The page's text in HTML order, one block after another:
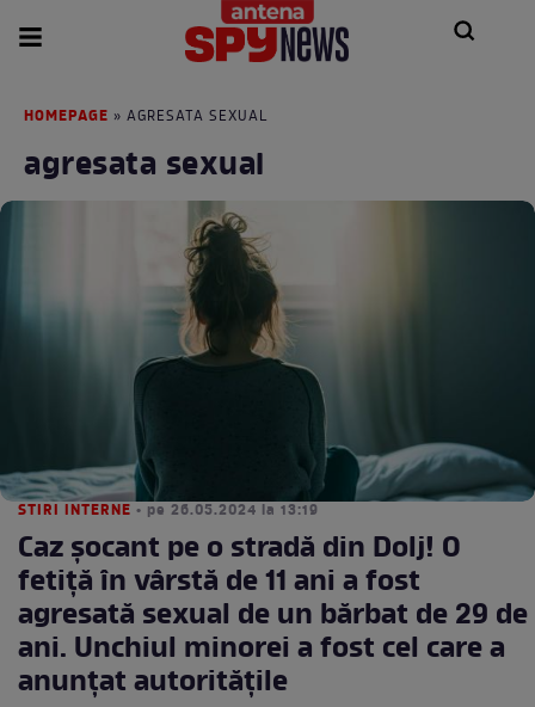
HOMEPAGE » AGRESATA SEXUAL
agresata sexual
STIRI INTERNE • pe 26.05.2024 la 13:19
Caz șocant pe o stradă din Dolj! O
fetiță în vârstă de 11 ani a fost
agresată sexual de un bărbat de 29 de
ani. Unchiul minorei a fost cel care a
anunțat autoritățile